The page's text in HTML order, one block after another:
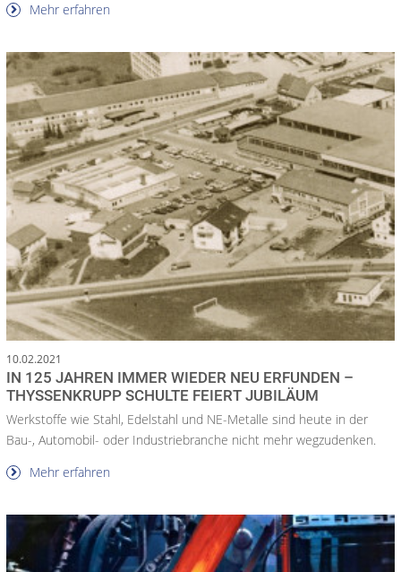
Mehr erfahren
10.02.2021
IN 125 JAHREN IMMER WIEDER NEU ERFUNDEN –
THYSSENKRUPP SCHULTE FEIERT JUBILÄUM
Werkstoffe wie Stahl, Edelstahl und NE-Metalle sind heute in der
Bau-, Automobil- oder Industriebranche nicht mehr wegzudenken.
Mehr erfahren